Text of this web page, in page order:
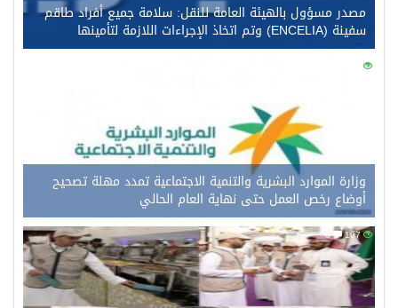
مصدر مسؤول بالهيئة العامة للنقل: سلامة جميع أفراد طاقم
سفينة (ENCELIA) وتم اتخاذ الإجراءات اللازمة لتأمينها
126
وزارة الموارد البشرية والتنمية الاجتماعية تمدد مهلة تصحيح
أوضاع رخص العمل حتى نهاية العام الحالي
107
0